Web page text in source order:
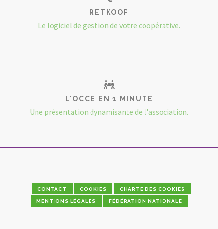
RETKOOP
Le logiciel de gestion de votre coopérative.
L'OCCE EN 1 MINUTE
Une présentation dynamisante de l'association.
CONTACT COOKIES CHARTE DES COOKIES
MENTIONS LÉGALES FÉDÉRATION NATIONALE